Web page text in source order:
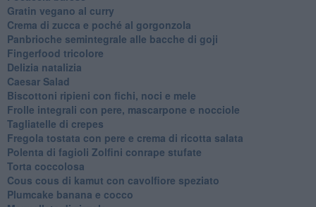
Gratin vegano al curry
Crema di zucca e poché al gorgonzola
Panbrioche semintegrale alle bacche di goji
Fingerfood tricolore
Delizia natalizia
Caesar Salad
Biscottoni ripieni con fichi, noci e mele
Frolle integrali con pere, mascarpone e nocciole
Tagliatelle di crepes
Fregola tostata con pere e crema di ricotta salata
Polenta di fagioli Zolfini conrape stufate
Torta coccolosa
Cous cous di kamut con cavolfiore speziato
Plumcake banana e cocco